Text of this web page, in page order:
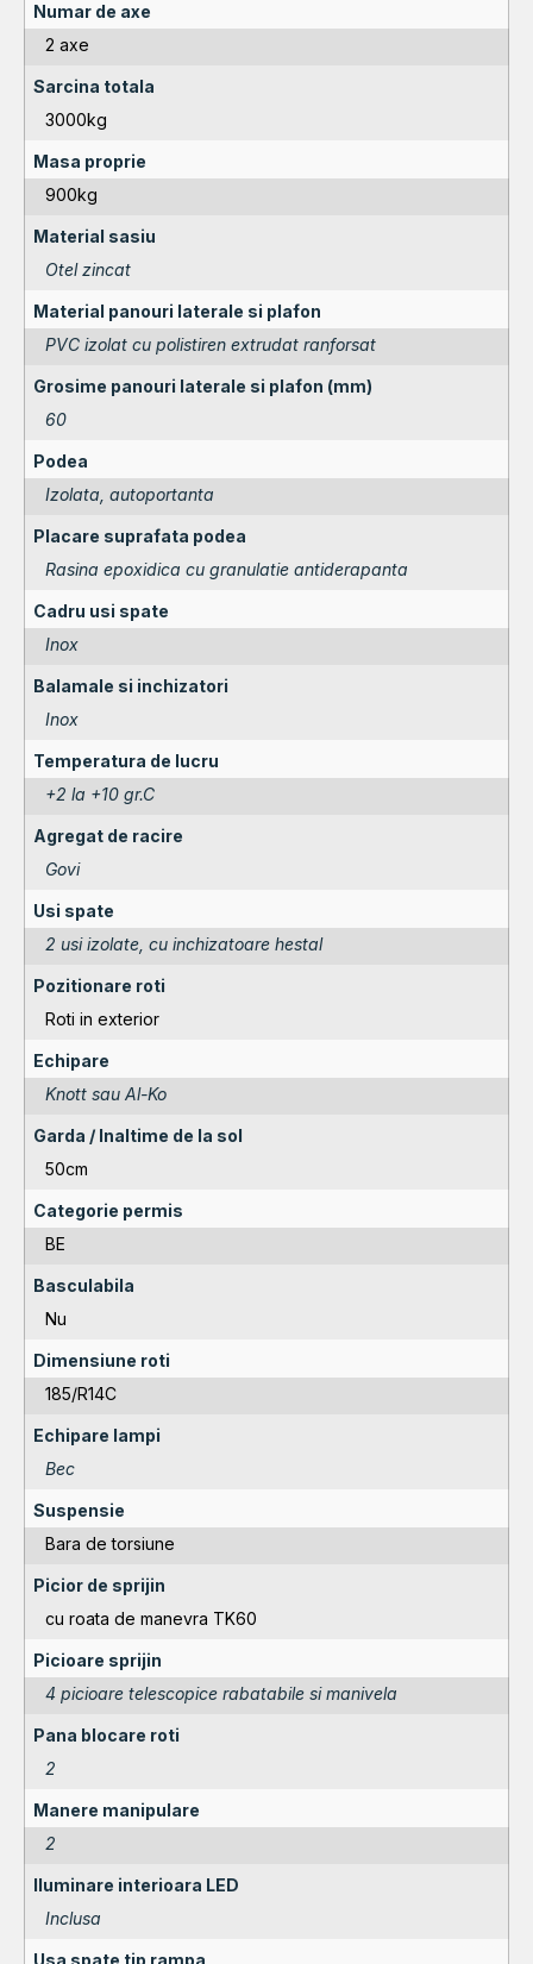
Numar de axe
2 axe
Sarcina totala
3000kg
Masa proprie
900kg
Material sasiu
Otel zincat
Material panouri laterale si plafon
PVC izolat cu polistiren extrudat ranforsat
Grosime panouri laterale si plafon (mm)
60
Podea
Izolata, autoportanta
Placare suprafata podea
Rasina epoxidica cu granulatie antiderapanta
Cadru usi spate
Inox
Balamale si inchizatori
Inox
Temperatura de lucru
+2 la +10 gr.C
Agregat de racire
Govi
Usi spate
2 usi izolate, cu inchizatoare hestal
Pozitionare roti
Roti in exterior
Echipare
Knott sau Al-Ko
Garda / Inaltime de la sol
50cm
Categorie permis
BE
Basculabila
Nu
Dimensiune roti
185/R14C
Echipare lampi
Bec
Suspensie
Bara de torsiune
Picior de sprijin
cu roata de manevra TK60
Picioare sprijin
4 picioare telescopice rabatabile si manivela
Pana blocare roti
2
Manere manipulare
2
Iluminare interioara LED
Inclusa
Usa spate tip rampa